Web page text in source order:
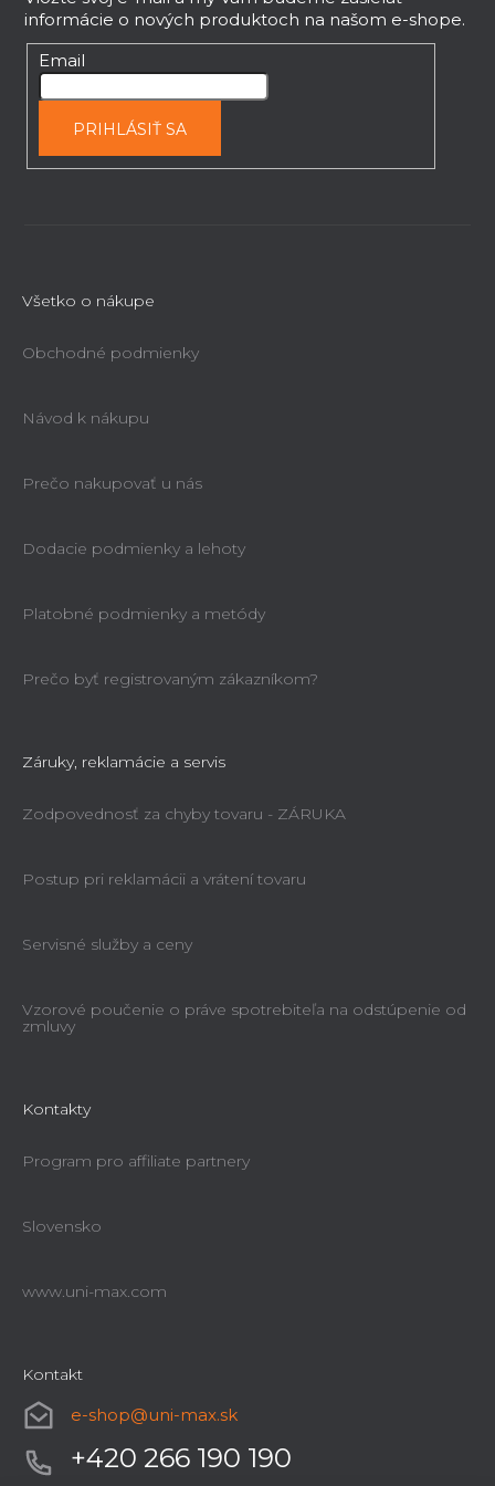
informácie o nových produktoch na našom e-shope.
Email
PRIHLÁSIŤ SA
Všetko o nákupe
Obchodné podmienky
Návod k nákupu
Prečo nakupovať u nás
Dodacie podmienky a lehoty
Platobné podmienky a metódy
Prečo byť registrovaným zákazníkom?
Záruky, reklamácie a servis
Zodpovednosť za chyby tovaru - ZÁRUKA
Postup pri reklamácii a vrátení tovaru
Servisné služby a ceny
Vzorové poučenie o práve spotrebiteľa na odstúpenie od
zmluvy
Kontakty
Program pro affiliate partnery
Slovensko
www.uni-max.com
Kontakt
e-shop@uni-max.sk
+420 266 190 190